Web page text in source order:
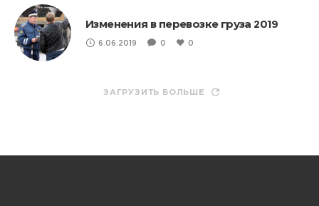
Изменения в перевозке груза 2019
6.06.2019 0 0
ЗАГРУЗИТЬ БОЛЬШЕ